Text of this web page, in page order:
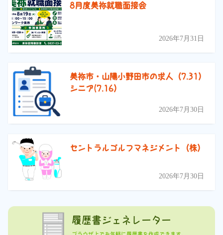
8月度美祢就職面接会
2026年7月31日
美祢市・山陽小野田市の求人（7.31）
シニア(7.16）
2026年7月30日
セントラルゴルフマネジメント（株）
2026年7月30日
履歴書ジェネレーター